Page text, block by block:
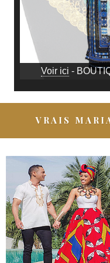
Voir ici -
VRAIS